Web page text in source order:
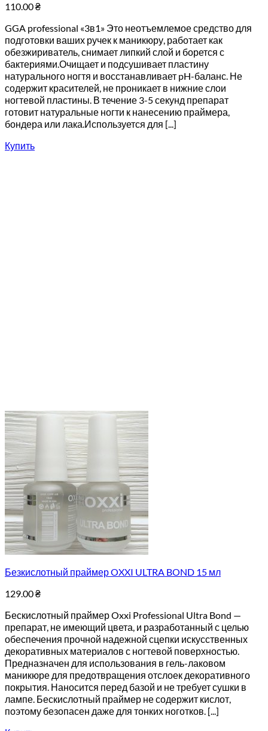
110.00₴
GGA professional «3в1» Это неотъемлемое средство для
подготовки ваших ручек к маникюру, работает как
обезжириватель, снимает липкий слой и борется с
бактериями.Очищает и подсушивает пластину
натурального ногтя и восстанавливает pH-баланс. Не
содержит красителей, не проникает в нижние слои
ногтевой пластины. В течение 3-5 секунд препарат
готовит натуральные ногти к нанесению праймера,
бондера или лака.Используется для [...]
Купить
Безкислотный праймер OXXI ULTRA BOND 15 мл
129.00₴
Бескислотный праймер Oxxi Professional Ultra Bond —
препарат, не имеющий цвета, и разработанный с целью
обеспечения прочной надежной сцепки искусственных
декоративных материалов с ногтевой поверхностью.
Предназначен для использования в гель-лаковом
маникюре для предотвращения отслоек декоративного
покрытия. Наносится перед базой и не требует сушки в
лампе. Бескислотный праймер не содержит кислот,
поэтому безопасен даже для тонких ноготков. [...]